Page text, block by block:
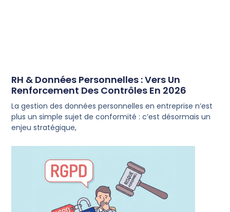
RH & Données Personnelles : Vers Un
Renforcement Des Contrôles En 2026
La gestion des données personnelles en entreprise n’est
plus un simple sujet de conformité : c’est désormais un
enjeu stratégique,